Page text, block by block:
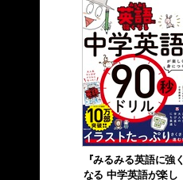
『みるみる英語に強く
なる 中学英語が楽し